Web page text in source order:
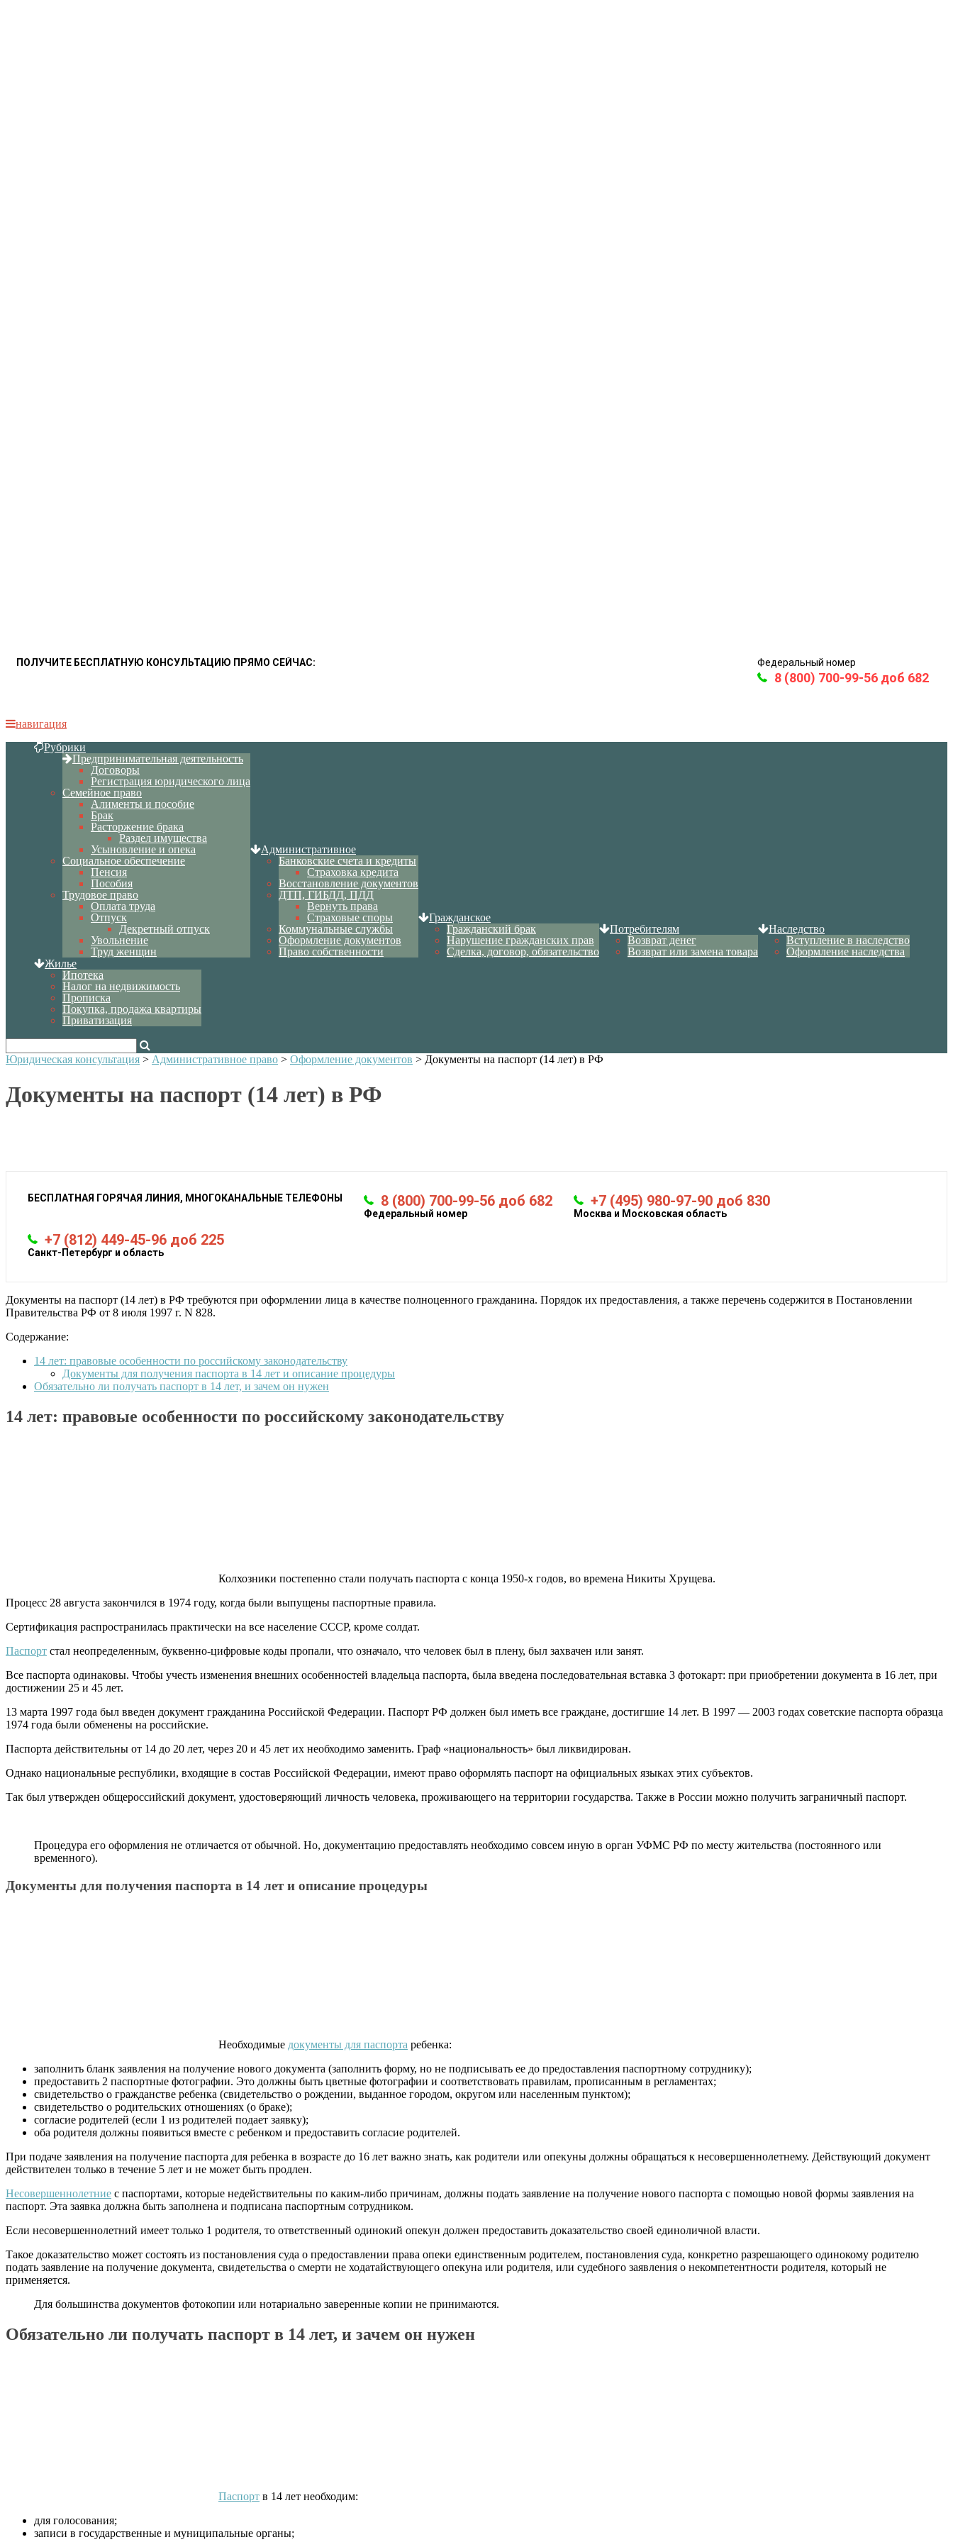
ПОЛУЧИТЕ БЕСПЛАТНУЮ КОНСУЛЬТАЦИЮ ПРЯМО СЕЙЧАС: Федеральный номер
8 (800) 700-99-56 доб 682
навигация
Рубрики
Предпринимательная деятельность
Договоры
Регистрация юридического лица
Семейное право
Алименты и пособие
Брак
Расторжение брака
Раздел имущества
Усыновление и опека
Социальное обеспечение
Пенсия
Пособия
Трудовое право
Оплата труда
Отпуск
Декретный отпуск
Увольнение
Труд женщин
Административное
Банковские счета и кредиты
Страховка кредита
Восстановление документов
ДТП, ГИБДД, ПДД
Вернуть права
Страховые споры
Коммунальные службы
Оформление документов
Право собственности
Гражданское
Гражданский брак
Нарушение гражданских прав
Сделка, договор, обязательство
Потребителям
Возврат денег
Возврат или замена товара
Наследство
Вступление в наследство
Оформление наследства
Жилье
Ипотека
Налог на недвижимость
Прописка
Покупка, продажа квартиры
Приватизация
Юридическая консультация > Административное право > Оформление документов > Документы на паспорт (14 лет) в РФ
Документы на паспорт (14 лет) в РФ
БЕСПЛАТНАЯ ГОРЯЧАЯ ЛИНИЯ, МНОГОКАНАЛЬНЫЕ ТЕЛЕФОНЫ 8 (800) 700-99-56 доб 682
Федеральный номер
+7 (495) 980-97-90 доб 830
Москва и Московская область
+7 (812) 449-45-96 доб 225
Санкт-Петербург и область
Документы на паспорт (14 лет) в РФ требуются при оформлении лица в качестве полноценного гражданина. Порядок их предоставления, а также перечень содержится в Постановлении
Правительства РФ от 8 июля 1997 г. N 828.
Содержание:
14 лет: правовые особенности по российскому законодательству
Документы для получения паспорта в 14 лет и описание процедуры
Обязательно ли получать паспорт в 14 лет, и зачем он нужен
14 лет: правовые особенности по российскому законодательству
Колхозники постепенно стали получать паспорта с конца 1950-х годов, во времена Никиты Хрущева.
Процесс 28 августа закончился в 1974 году, когда были выпущены паспортные правила.
Сертификация распространилась практически на все население СССР, кроме солдат.
Паспорт стал неопределенным, буквенно-цифровые коды пропали, что означало, что человек был в плену, был захвачен или занят.
Все паспорта одинаковы. Чтобы учесть изменения внешних особенностей владельца паспорта, была введена последовательная вставка 3 фотокарт: при приобретении документа в 16 лет, при
достижении 25 и 45 лет.
13 марта 1997 года был введен документ гражданина Российской Федерации. Паспорт РФ должен был иметь все граждане, достигшие 14 лет. В 1997 — 2003 годах советские паспорта образца
1974 года были обменены на российские.
Паспорта действительны от 14 до 20 лет, через 20 и 45 лет их необходимо заменить. Граф «национальность» был ликвидирован.
Однако национальные республики, входящие в состав Российской Федерации, имеют право оформлять паспорт на официальных языках этих субъектов.
Так был утвержден общероссийский документ, удостоверяющий личность человека, проживающего на территории государства. Также в России можно получить заграничный паспорт.
Процедура его оформления не отличается от обычной. Но, документацию предоставлять необходимо совсем иную в орган УФМС РФ по месту жительства (постоянного или
временного).
Документы для получения паспорта в 14 лет и описание процедуры
Необходимые документы для паспорта ребенка:
заполнить бланк заявления на получение нового документа (заполнить форму, но не подписывать ее до предоставления паспортному сотруднику);
предоставить 2 паспортные фотографии. Это должны быть цветные фотографии и соответствовать правилам, прописанным в регламентах;
свидетельство о гражданстве ребенка (свидетельство о рождении, выданное городом, округом или населенным пунктом);
свидетельство о родительских отношениях (о браке);
согласие родителей (если 1 из родителей подает заявку);
оба родителя должны появиться вместе с ребенком и предоставить согласие родителей.
При подаче заявления на получение паспорта для ребенка в возрасте до 16 лет важно знать, как родители или опекуны должны обращаться к несовершеннолетнему. Действующий документ
действителен только в течение 5 лет и не может быть продлен.
Несовершеннолетние с паспортами, которые недействительны по каким-либо причинам, должны подать заявление на получение нового паспорта с помощью новой формы заявления на
паспорт. Эта заявка должна быть заполнена и подписана паспортным сотрудником.
Если несовершеннолетний имеет только 1 родителя, то ответственный одинокий опекун должен предоставить доказательство своей единоличной власти.
Такое доказательство может состоять из постановления суда о предоставлении права опеки единственным родителем, постановления суда, конкретно разрешающего одинокому родителю
подать заявление на получение документа, свидетельства о смерти не ходатайствующего опекуна или родителя, или судебного заявления о некомпетентности родителя, который не
применяется.
Для большинства документов фотокопии или нотариально заверенные копии не принимаются.
Обязательно ли получать паспорт в 14 лет, и зачем он нужен
Паспорт в 14 лет необходим:
для голосования;
записи в государственные и муниципальные органы;